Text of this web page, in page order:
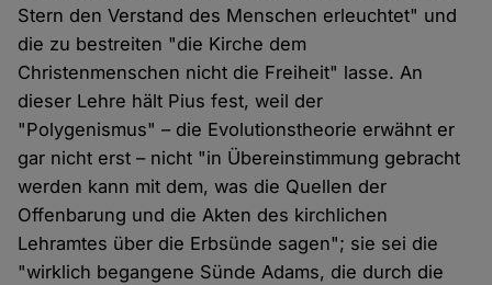
Stern den Verstand des Menschen erleuchtet" und
die zu bestreiten "die Kirche dem
Christenmenschen nicht die Freiheit" lasse. An
dieser Lehre hält Pius fest, weil der
"Polygenismus" – die Evolutionstheorie erwähnt er
gar nicht erst – nicht "in Übereinstimmung gebracht
werden kann mit dem, was die Quellen der
Offenbarung und die Akten des kirchlichen
Lehramtes über die Erbsünde sagen"; sie sei die
"wirklich begangene Sünde Adams, die durch die